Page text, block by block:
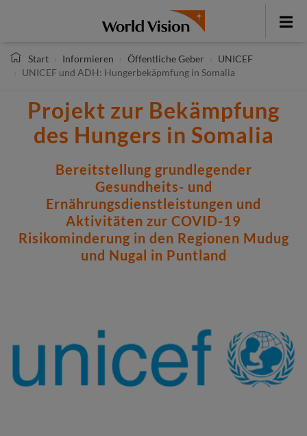
Toggle
Start
Informieren Öffentliche Geber
UNICEF
UNICEF und ADH: Hungerbekäpmfung in Somalia
Projekt zur Bekämpfung
des Hungers in Somalia
Bereitstellung grundlegender
Gesundheits- und
Ernährungsdienstleistungen und
Aktivitäten zur COVID-19
Risikominderung in den Regionen Mudug
und Nugal in Puntland